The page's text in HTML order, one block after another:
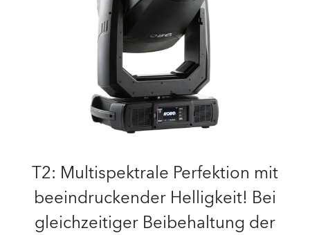
T2: Multispektrale Perfektion mit
beeindruckender Helligkeit! Bei
gleichzeitiger Beibehaltung der